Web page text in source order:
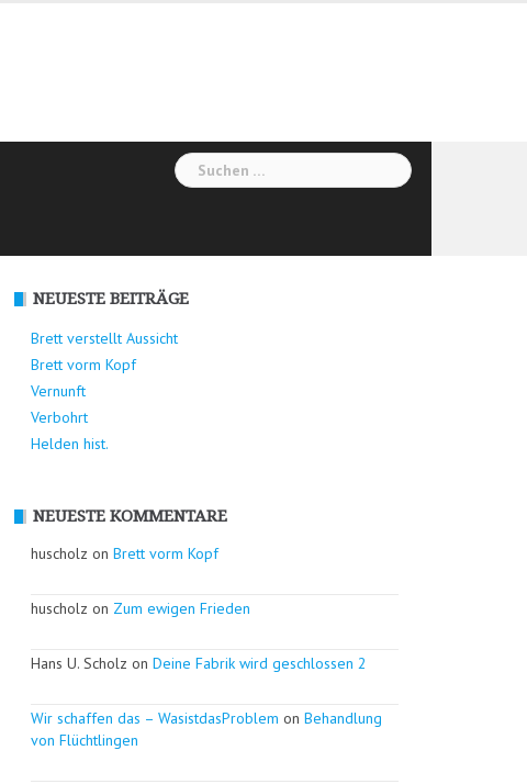
Suchen
nach:
NEUESTE BEITRÄGE
Brett verstellt Aussicht
Brett vorm Kopf
Vernunft
Verbohrt
Helden hist.
NEUESTE KOMMENTARE
huscholz on Brett vorm Kopf
huscholz on Zum ewigen Frieden
Hans U. Scholz on Deine Fabrik wird geschlossen 2
Wir schaffen das – WasistdasProblem on Behandlung
von Flüchtlingen